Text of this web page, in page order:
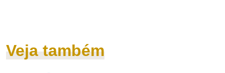
Veja também